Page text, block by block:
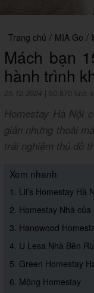
Trang chủ / MIA Go /
Mách bạn
hành trình
25.12.2024 50,870 lượt
Homestay Hà Nội
giản nhưng thoải
trải nghiệm thủ đô
Xem nhanh
1. Lii’s Homestay Hà
2. Homestay Nhà của
3. Hanowood
4. U Lesa Nhà Bên
5. Green Homestay
6. Mộng Homestay